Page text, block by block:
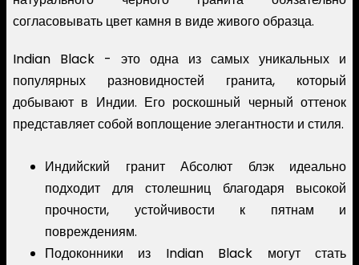
согласовывать цвет камня в виде живого образца.
Indian Black - это одна из самых уникальных и
популярных разновидностей гранита, который
добывают в Индии. Его роскошный черный оттенок
представляет собой воплощение элегантности и стиля.
Индийский гранит Абсолют блэк идеально
подходит для столешниц благодаря высокой
прочности, устойчивости к пятнам и
повреждениям.
Подоконники из Indian Black могут стать